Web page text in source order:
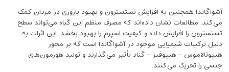
آشواگاندا همچنین به افزایش تستسترون و بهبود باروری در مردان کمک
می‌کند. مطالعات نشان داده‌اند که مصرف منظم این گیاه می‌تواند سطح
تستسترون را افزایش داده و کیفیت اسپرم را بهبود بخشد. این اثرات به
دلیل ترکیبات شیمیایی موجود در آشواگاندا است که بر محور
هیپوتالاموس – هیپوفیز – گناد تأثیر می‌گذارند و تولید هورمون‌های
جنسی را تحریک می‌کنند.